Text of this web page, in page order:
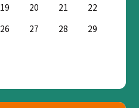
19 20 21
22
26 27 28
29